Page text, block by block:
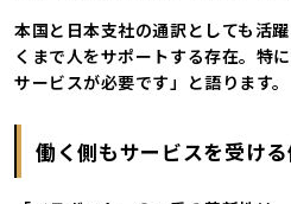
本国と日本支社の通訳としても活
くまで人をサポートする存在。特
サービスが必要です」と語ります。
働く側もサービスを受け